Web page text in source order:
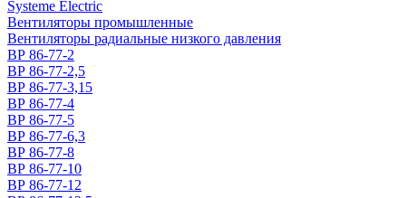
Systeme Electric
Вентиляторы промышленные
Вентиляторы радиальные низкого давления
ВР 86-77-2
ВР 86-77-2,5
ВР 86-77-3,15
ВР 86-77-4
ВР 86-77-5
ВР 86-77-6,3
ВР 86-77-8
ВР 86-77-10
ВР 86-77-12